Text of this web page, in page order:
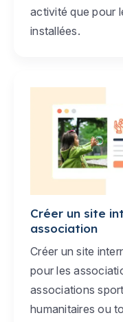
activité que pour
installées.
Créer un site
association
Créer un site
pour les
associations
humanitaires ou